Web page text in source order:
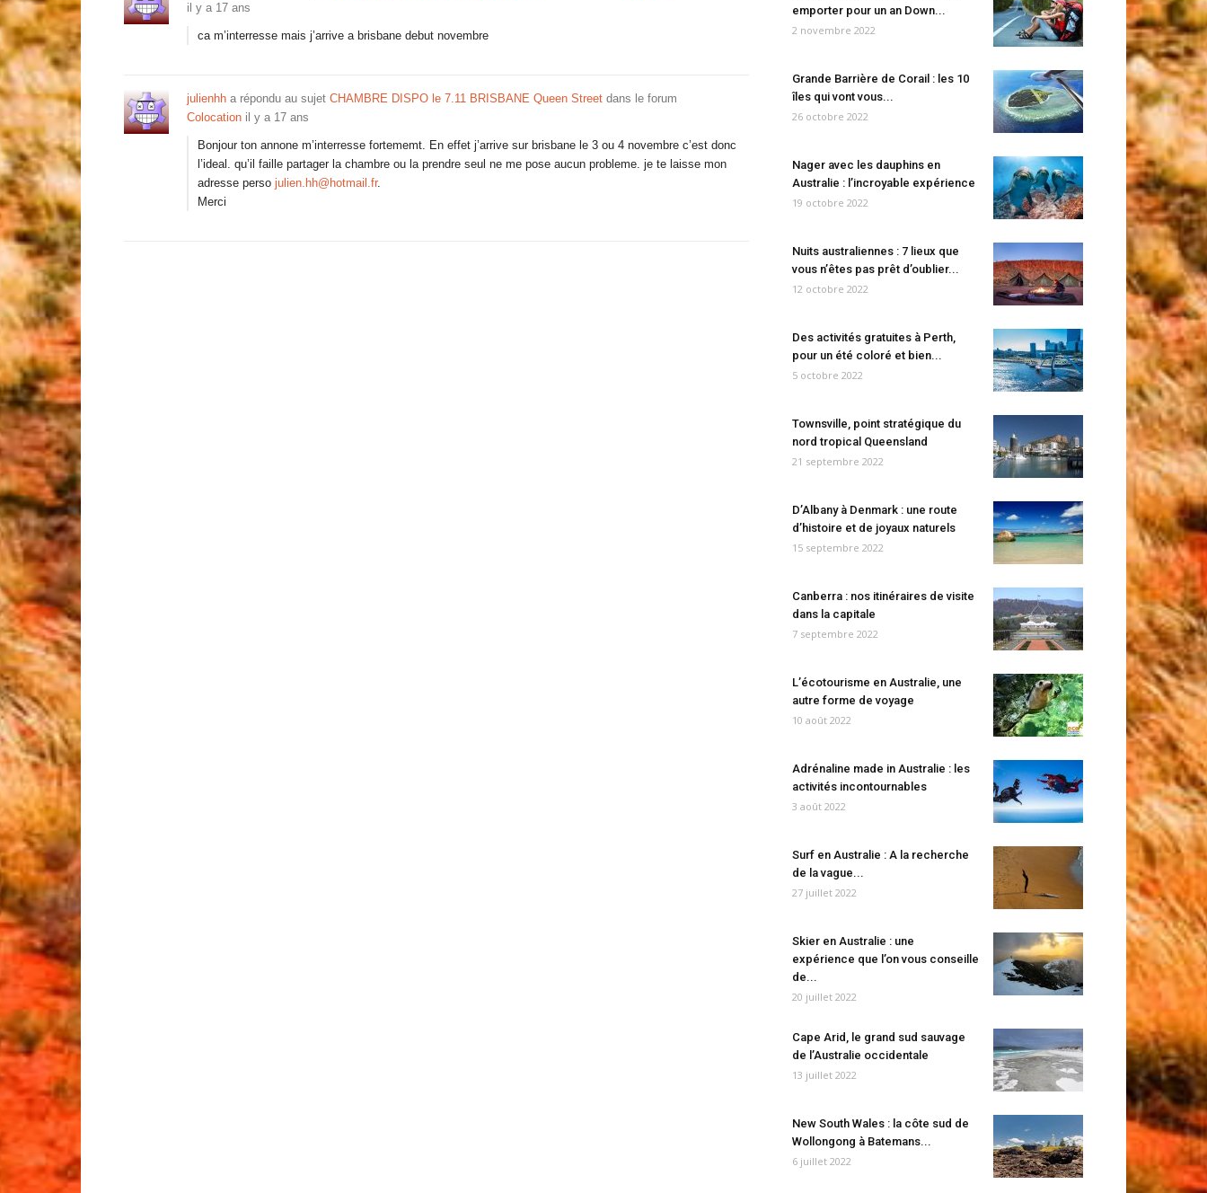
il y a 17 ans
ca m’interresse mais j’arrive a brisbane debut novembre
julienhh a répondu au sujet CHAMBRE DISPO le 7.11 BRISBANE Queen Street dans le forum
Colocation il y a 17 ans
Bonjour ton annone m’interresse fortememt. En effet j’arrive sur brisbane le 3 ou 4 novembre c’est donc
l’ideal. qu’il faille partager la chambre ou la prendre seul ne me pose aucun probleme. je te laisse mon
adresse perso julien.hh@hotmail.fr.
Merci
emporter pour un an Down...
2 novembre 2022
Grande Barrière de Corail : les 10
îles qui vont vous...
26 octobre 2022
Nager avec les dauphins en
Australie : l’incroyable expérience
19 octobre 2022
Nuits australiennes : 7 lieux que
vous n’êtes pas prêt d’oublier...
12 octobre 2022
Des activités gratuites à Perth,
pour un été coloré et bien...
5 octobre 2022
Townsville, point stratégique du
nord tropical Queensland
21 septembre 2022
D’Albany à Denmark : une route
d’histoire et de joyaux naturels
15 septembre 2022
Canberra : nos itinéraires de visite
dans la capitale
7 septembre 2022
L’écotourisme en Australie, une
autre forme de voyage
10 août 2022
Adrénaline made in Australie : les
activités incontournables
3 août 2022
Surf en Australie : A la recherche
de la vague...
27 juillet 2022
Skier en Australie : une
expérience que l’on vous conseille
de...
20 juillet 2022
Cape Arid, le grand sud sauvage
de l’Australie occidentale
13 juillet 2022
New South Wales : la côte sud de
Wollongong à Batemans...
6 juillet 2022